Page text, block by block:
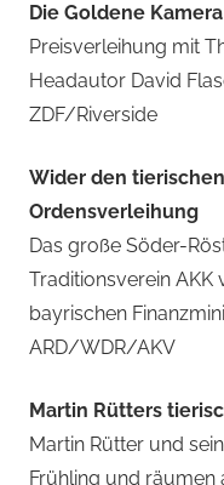
Die Goldene
Preisverleihung mit
Headautor David
ZDF/Riverside
Wider den
Ordensverleihung
Das große Söder-
Traditionsverein AKK
bayrischen
ARD/WDR/AKV
Martin Rütters
Martin Rütter und
Frühling und räumen